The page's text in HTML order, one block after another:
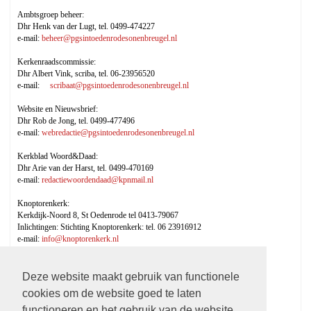
Deze website maakt gebruik van functionele
cookies om de website goed te laten
Ambtsgroep beheer:
Dhr Henk van der Lugt, tel. 0499-474227
e-mail:beheer@pgsintoedenrodesonenbreugel.nl
Kerkenraadscommissie:
Dhr Albert Vink, scriba, tel. 06-23956520
e-mail:scribaat@pgsintoedenrodesonenbreugel.nl
Website en Nieuwsbrief:
Dhr Rob de Jong, tel. 0499-477496
e-mail:webredactie@pgsintoedenrodesonenbreugel.nl
Kerkblad Woord&Daad:
Dhr Arie van der Harst, tel. 0499-470169
e-mail:redactiewoordendaad@kpnmail.nl
Knoptorenkerk:
Kerkdijk-Noord 8, St Oedenrode tel 0413-79067
Inlichtingen: Stichting Knoptorenkerk: tel. 06 23916912
e-mail:info@knoptorenkerk.nl
Prot. Gem. Eindhoven - Kerk in Son
5691 CE Son en Breugel